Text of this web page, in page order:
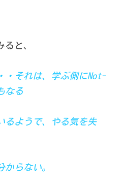
と、
・それは、学ぶ側にNot-
なる
るようで、やる気を失
らない。